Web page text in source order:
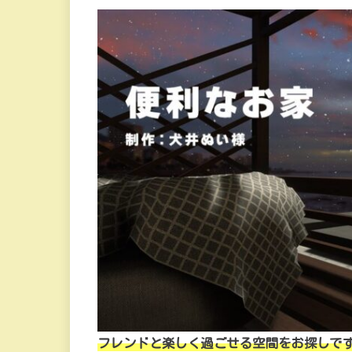
フレンドと楽しく過ごせる空間をお探しで